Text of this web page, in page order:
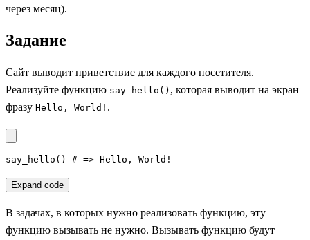
через месяц).
Задание
Сайт выводит приветствие для каждого посетителя.
Реализуйте функцию say_hello() , которая выводит на экран
фразу Hello, World! .
say_hello() # => Hello, World!
Expand code
В задачах, в которых нужно реализовать функцию, эту
функцию вызывать не нужно. Вызывать функцию будут